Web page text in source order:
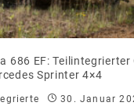
686 EF:
Sprinter 4×4
30. Januar